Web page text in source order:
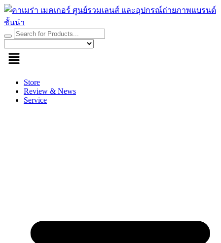
Skip
to
content
Store
Review & News
Service